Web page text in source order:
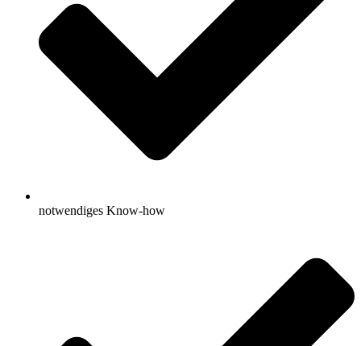
notwendiges Know-how